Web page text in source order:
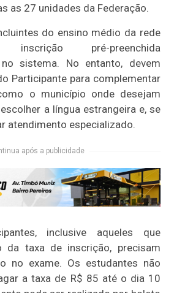
as 27 unidades da Federação.
do ensino médio da rede
pré-preenchida
sistema. No entanto, devem
Participante para complementar
o município onde desejam
a língua estrangeira e, se
atendimento especializado.
após a publicidade
inclusive aqueles que
da taxa de inscrição, precisam
no exame. Os estudantes não
a taxa de R$ 85 até o dia 10